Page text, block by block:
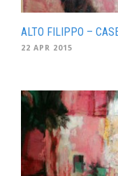
ALTO FILIPPO –
22 APR 2015